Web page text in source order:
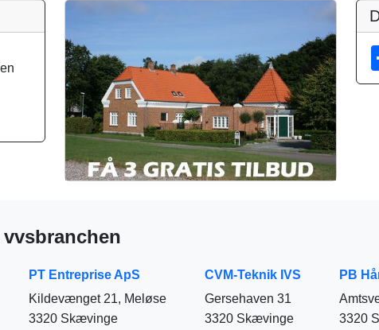
PT Entreprise ApS
Kildevænget 21, Meløse
3320 Skævinge
CVM-Teknik IVS
Gersehaven 31
3320 Skævinge
PB
3320